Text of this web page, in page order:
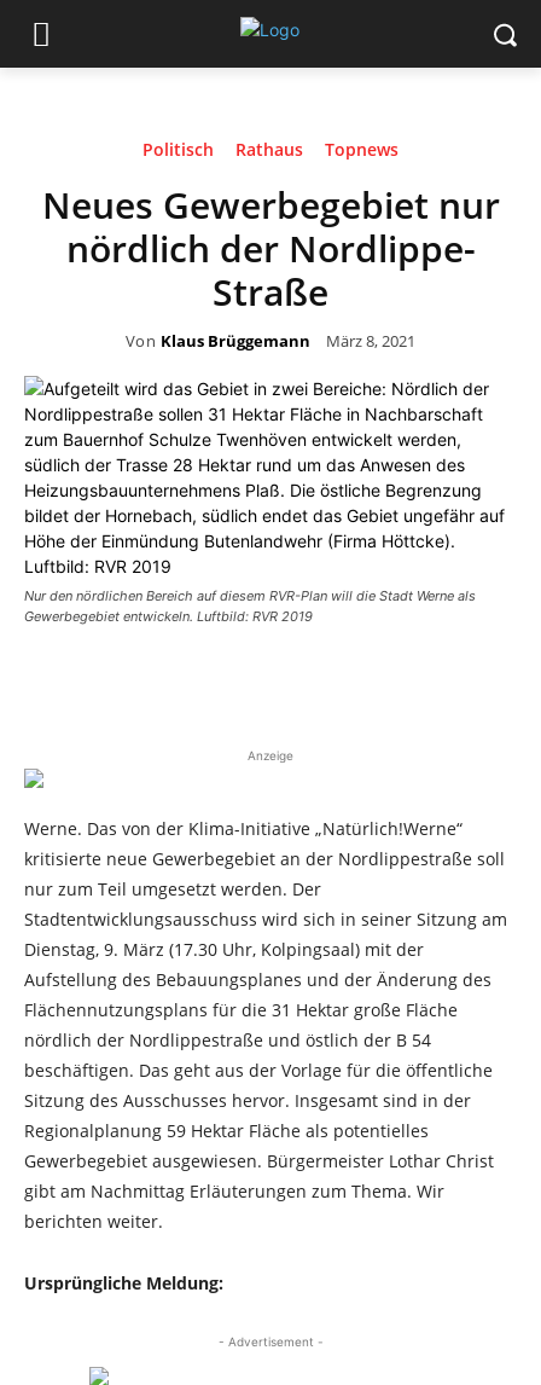
Politisch Rathaus Topnews
Neues Gewerbegebiet nur
nördlich der Nordlippe-
Straße
Von Klaus Brüggemann März 8, 2021
Nur den nördlichen Bereich auf diesem RVR-Plan will die Stadt Werne als
Gewerbegebiet entwickeln. Luftbild: RVR 2019
Anzeige
Werne. Das von der Klima-Initiative „Natürlich!Werne“
kritisierte neue Gewerbegebiet an der Nordlippestraße soll
nur zum Teil umgesetzt werden. Der
Stadtentwicklungsausschuss wird sich in seiner Sitzung am
Dienstag, 9. März (17.30 Uhr, Kolpingsaal) mit der
Aufstellung des Bebauungsplanes und der Änderung des
Flächennutzungsplans für die 31 Hektar große Fläche
nördlich der Nordlippestraße und östlich der B 54
beschäftigen. Das geht aus der Vorlage für die öffentliche
Sitzung des Ausschusses hervor. Insgesamt sind in der
Regionalplanung 59 Hektar Fläche als potentielles
Gewerbegebiet ausgewiesen. Bürgermeister Lothar Christ
gibt am Nachmittag Erläuterungen zum Thema. Wir
berichten weiter.
Ursprüngliche Meldung:
- Advertisement -